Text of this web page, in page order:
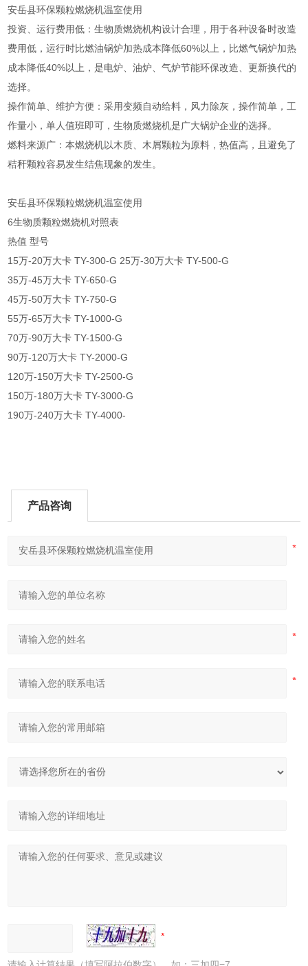
安岳县环保颗粒燃烧机温室使用
投资、运行费用低：生物质燃烧机构设计合理，用于各种设备时改造
费用低，运行时比燃油锅炉加热成本降低60%以上，比燃气锅炉加热
成本降低40%以上，是电炉、油炉、气炉节能环保改造、更新换代的
选择。
操作简单、维护方便：采用变频自动给料，风力除灰，操作简单，工
作量小，单人值班即可，生物质燃烧机是广大锅炉企业的选择。
燃料来源广：本燃烧机以木质、木屑颗粒为原料，热值高，且避免了
秸秆颗粒容易发生结焦现象的发生。
安岳县环保颗粒燃烧机温室使用
6生物质颗粒燃烧机对照表
热值 型号
15万-20万大卡 TY-300-G 25万-30万大卡 TY-500-G
35万-45万大卡 TY-650-G
45万-50万大卡 TY-750-G
55万-65万大卡 TY-1000-G
70万-90万大卡 TY-1500-G
90万-120万大卡 TY-2000-G
120万-150万大卡 TY-2500-G
150万-180万大卡 TY-3000-G
190万-240万大卡 TY-4000-
产品咨询